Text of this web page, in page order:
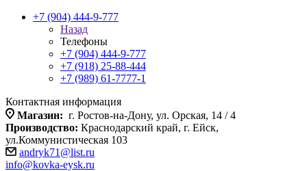
+7 (904) 444-9-777
Назад
Телефоны
+7 (904) 444-9-777
+7 (918) 25-88-444
+7 (989) 61-7777-1
Контактная информация
Магазин: г. Ростов-на-Дону, ул. Орская, 14 / 4
Производство: Краснодарский край, г. Ейск,
ул.Коммунистическая 103
andryk71@list.ru
info@kovka-eysk.ru